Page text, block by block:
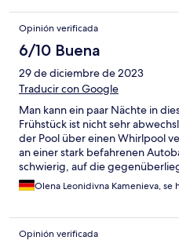
Opinión verificada
6/10 Buena
29 de diciembre de 2023
Traducir con Google
Man kann ein paar Nächte in
Frühstück ist nicht sehr
der Pool über einen Whirlpool
an einer stark befahrenen
schwierig, auf die
gelangen. Der Strand ist 20 bis
Olena Leonidivna Kamenieva, se
Opinión verificada